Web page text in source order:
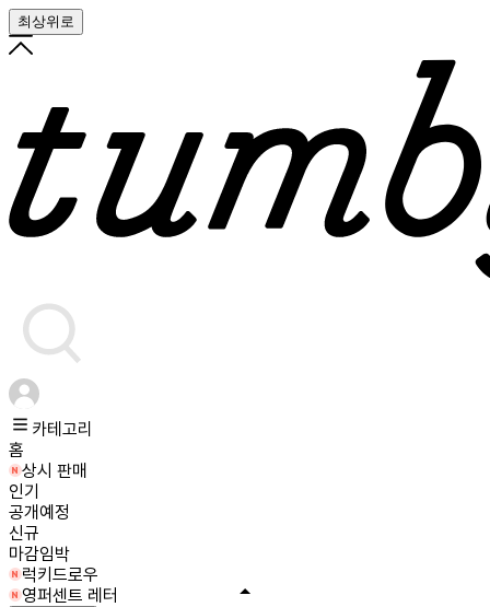
최상위로
카테고리
홈
상시 판매
인기
공개예정
신규
마감임박
럭키드로우
영퍼센트 레터